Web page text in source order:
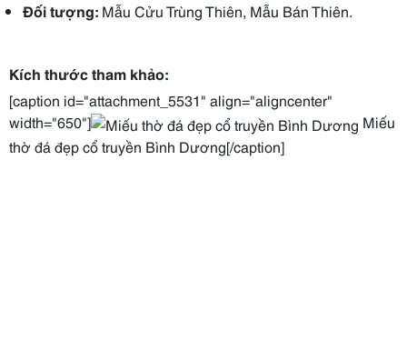
Đối tượng: Mẫu Cửu Trùng Thiên, Mẫu Bán Thiên.
Kích thước tham khảo:
[caption id="attachment_5531" align="aligncenter"
width="650"]
Miếu
thờ đá đẹp cổ truyền Bình Dương[/caption]